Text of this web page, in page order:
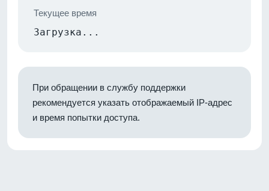
Текущее время
Загрузка...
При обращении в службу поддержки
рекомендуется указать отображаемый IP-адрес
и время попытки доступа.